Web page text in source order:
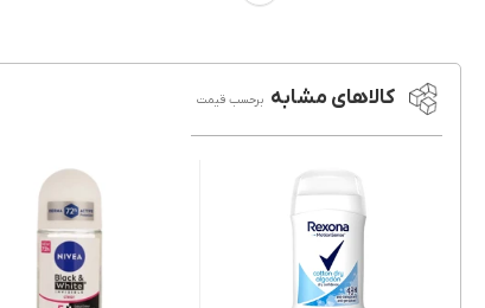
کالاهای مشابه برحسب قیمت